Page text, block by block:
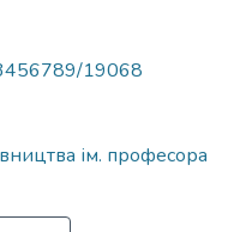
19068
ім. професора